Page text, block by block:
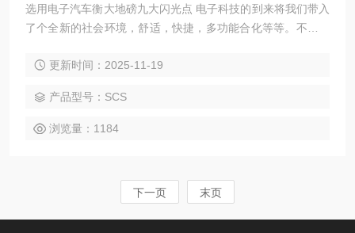
选用电子汽车衡大地磅九大闪光点 电子科技的到来将我们带入
了个全新的社会环境，舒适，快捷，多功能合化等等。不少人
子汽车衡有九大闪光点。
更新时间：2025-11-19
产品型号：SCS
浏览量：1184
下一页 末页